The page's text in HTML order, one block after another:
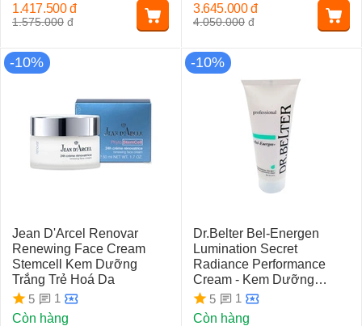
1.575.000 đ
1.417.500 đ
4.050.000 đ
3.645.000 đ
-10%
Jean D'Arcel Renovar
Renewing Face Cream
Stemcell Kem Dưỡng
Trắng Trẻ Hoá Da
5
1
Còn hàng
-10%
Dr.Belter Bel-Energen
Lumination Secret
Radiance Performance
Cream - Kem Dưỡng
Trắng Da (100ml)
5
1
Còn hàng